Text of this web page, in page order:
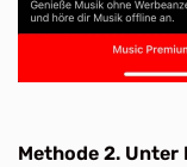
Methode 2. Unter